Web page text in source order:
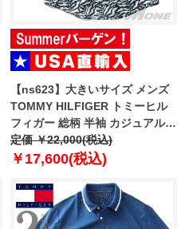
【ns623】大きいサイズ メンズ
TOMMY HILFIGER トミーヒル
フィガー 総柄 半袖 カジュアル
シャツ USA直輸入
mw0mw42410
定価 ￥22,000(税込)
￥17,600(税込)